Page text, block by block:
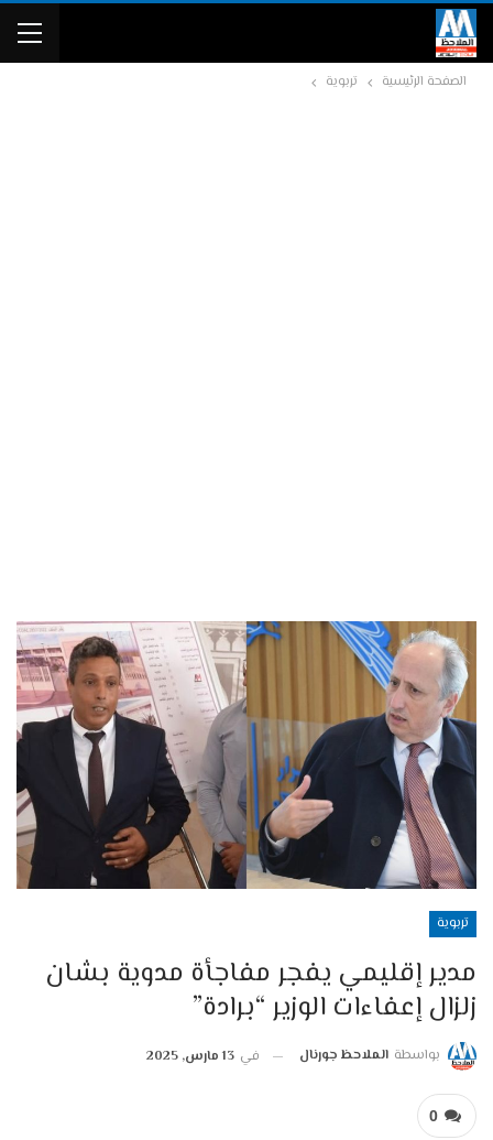
الصفحة الرئيسية تربوية
تربوية
مدير إقليمي يفجر مفاجأة مدوية بشان
زلزال إعفاءات الوزير “برادة”
بواسطة الملاحظ جورنال في 13 مارس, 2025
0